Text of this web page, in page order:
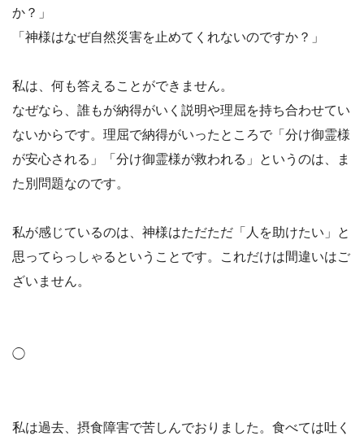
か？」
「神様はなぜ自然災害を止めてくれないのですか？」
私は、何も答えることができません。
なぜなら、誰もが納得がいく説明や理屈を持ち合わせてい
ないからです。理屈で納得がいったところで「分け御霊様
が安心される」「分け御霊様が救われる」というのは、ま
た別問題なのです。
私が感じているのは、神様はただただ「人を助けたい」と
思ってらっしゃるということです。これだけは間違いはご
ざいません。
◯
私は過去、摂食障害で苦しんでおりました。食べては吐く